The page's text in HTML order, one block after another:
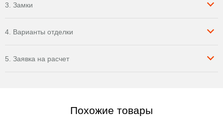
3. Замки
4. Варианты отделки
5. Заявка на расчет
Похожие товары